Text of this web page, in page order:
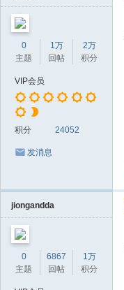
0
主题
1万
回帖
2万
积分
VIP会员
积分 24052
发消息
jiongandda
0
主题
6867
回帖
1万
积分